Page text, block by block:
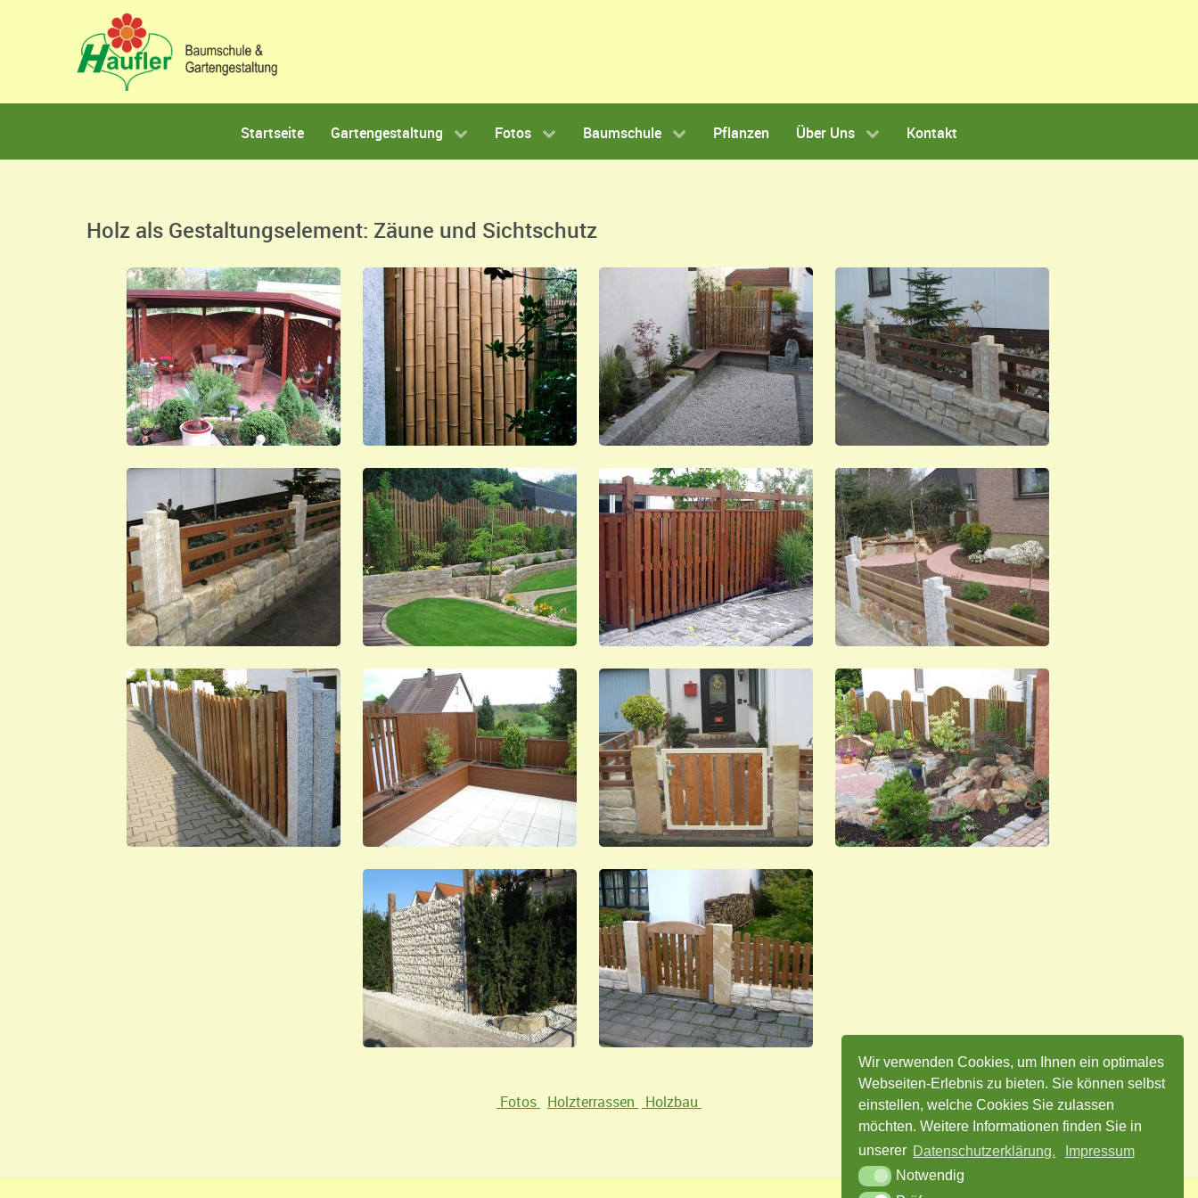
Wir verwenden Cookies, um Ihnen ein optimales
Webseiten-Erlebnis zu bieten. Sie können selbst
einstellen, welche Cookies Sie zulassen
möchten. Weitere Informationen finden Sie in
unserer Datenschutzerklärung.
Impressum
Notwendig
Startseite Gartengestaltung Fotos Baumschule Pflanzen Über Uns Kontakt
Holz als Gestaltungselement: Zäune und Sichtschutz
Fotos Holzterrassen Holzbau